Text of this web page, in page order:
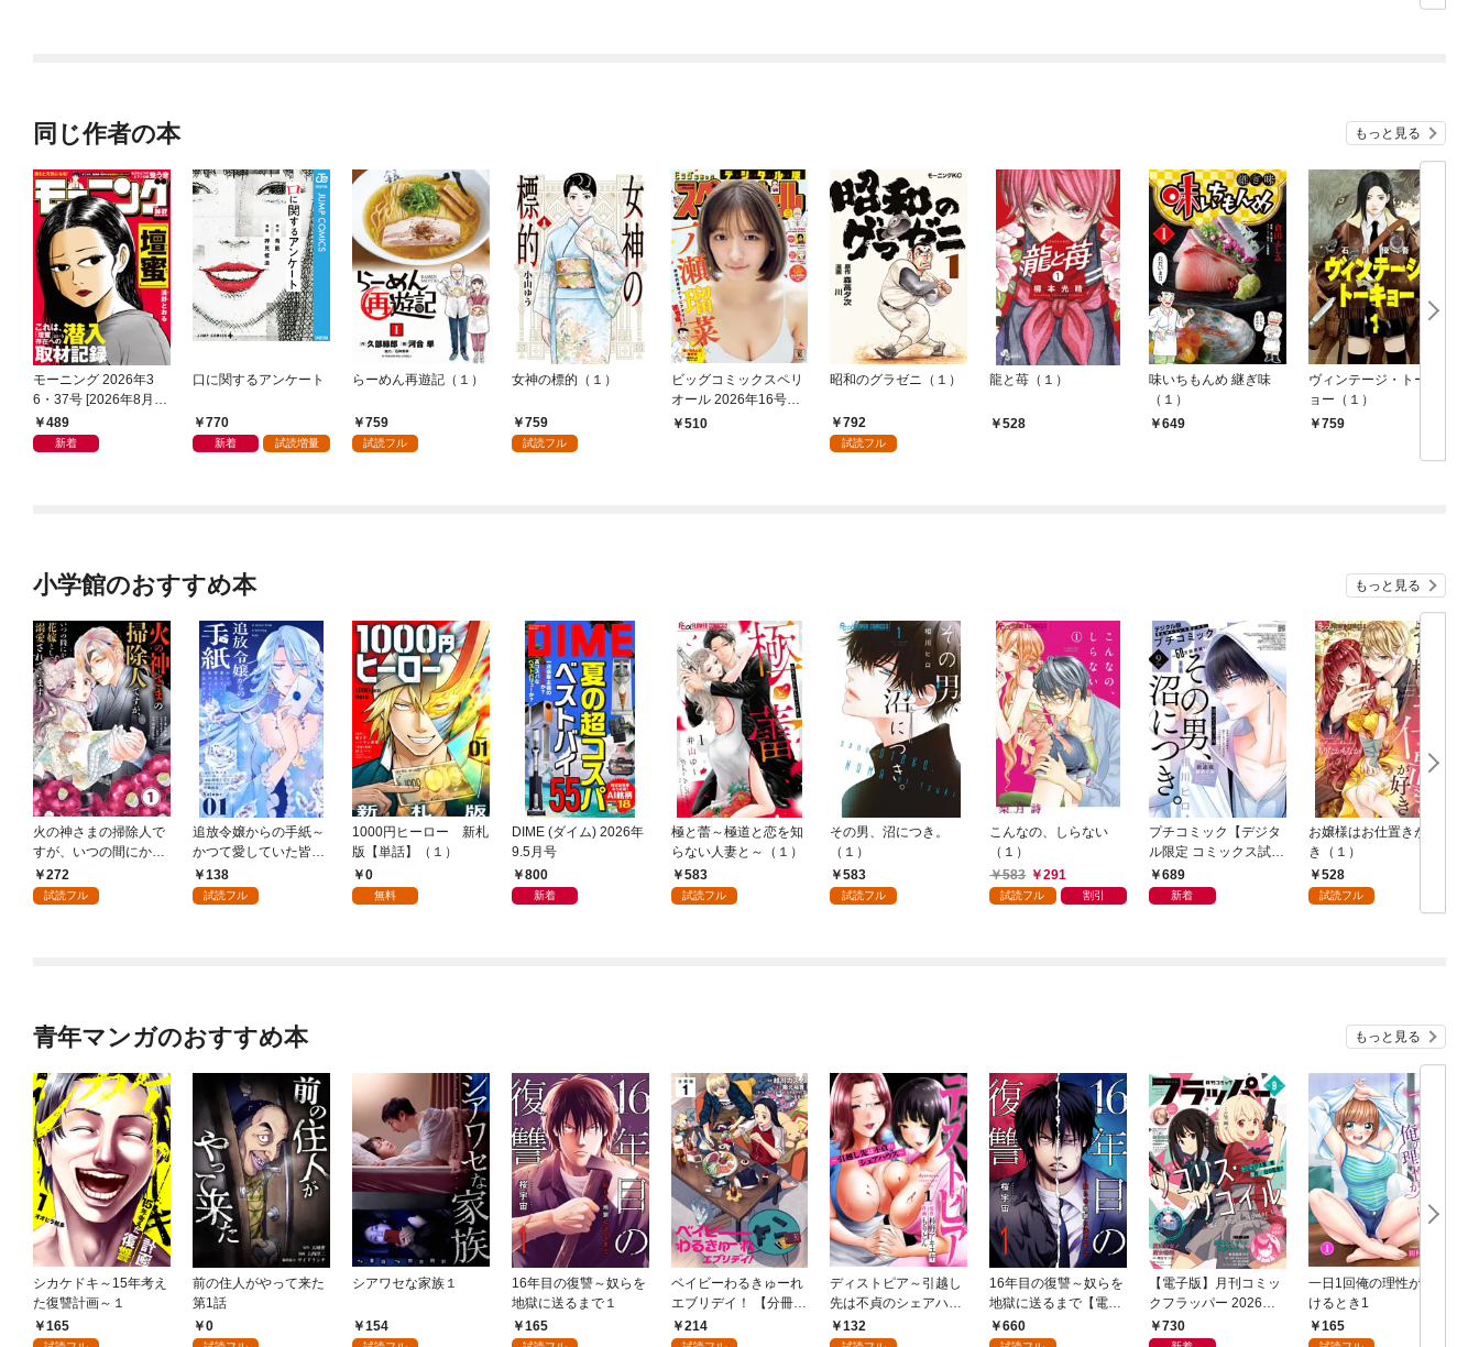
同じ作者の本 もっと見る
モーニング 2026年3
6・37号 [2026年8月6
日発売]
489
新着
口に関するアンケート
770
新着 試読増量
らーめん再遊記（１）
759
試読フル
女神の標的（１）
759
試読フル
ビッグコミックスペリ
オール 2026年16号（2
026年7月24日発売）
510
昭和のグラゼニ（１）
792
試読フル
龍と苺（１）
528
味いちもんめ 継ぎ味
（１）
649
ヴィンテージ・トーキ
ョー（１）
759
小学館のおすすめ本 もっと見る
火の神さまの掃除人で
すが、いつの間にか花
嫁として溺愛されてい
ます【単話】（１）
272
試読フル
追放令嬢からの手紙～
かつて愛していた皆さ
まへ 私のことなどお忘
れですか？～【単話】
138
試読フル
1000円ヒーロー 新札
版【単話】（１）
0
無料
DIME (ダイム) 2026年
9.5月号
800
新着
極と蕾～極道と恋を知
らない人妻と～（１）
583
試読フル
その男、沼につき。
（１）
583
試読フル
こんなの、しらない
（１）
583
291
試読フル 割引
プチコミック【デジタ
ル限定 コミックス試し
読み特典付き】 2026
年9月号（2026年8月7
689
新着
お嬢様はお仕置きが好
き（１）
528
試読フル
青年マンガのおすすめ本 もっと見る
シカケドキ～15年考え
た復讐計画～１
165
前の住人がやって来た
第1話
0
シアワセな家族１
154
16年目の復讐～奴らを
地獄に送るまで１
165
ベイビーわるきゅーれ
エブリデイ！ 【分冊
版】 1
214
ディストピア～引越し
先は不貞のシェアハウ
ス～１
132
16年目の復讐～奴らを
地獄に送るまで【電子
単行本版】１
660
【電子版】月刊コミッ
クフラッパー 2026年9
月号730
一日1回俺の理性が負
けるとき1
165